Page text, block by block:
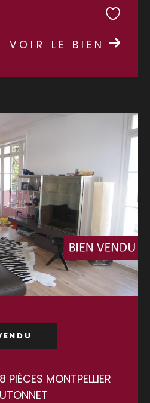
VOIR LE BIEN
PIÈCES MONTPELLIER